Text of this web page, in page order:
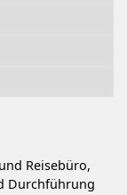
Reisebüro,
Durchführung